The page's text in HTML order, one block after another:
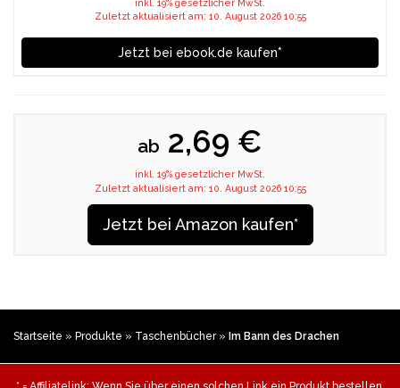
inkl. 19% gesetzlicher MwSt.
Zuletzt aktualisiert am: 10. August 2026 10:55
Jetzt bei ebook.de kaufen*
ab 2,69 €
inkl. 19% gesetzlicher MwSt.
Zuletzt aktualisiert am: 10. August 2026 10:55
Jetzt bei Amazon kaufen*
Startseite » Produkte » Taschenbücher» Im Bann des Drachen